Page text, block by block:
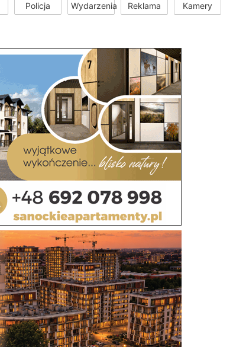
Policja Wydarzenia Reklama Kamery